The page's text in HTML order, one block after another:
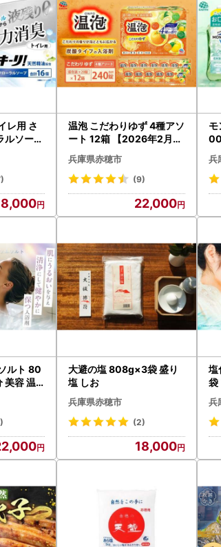
レ用 さ
ルソープ
アース
大容量
温泡 こだわりゆず 4種アソ
ート 12箱 【2026年2月下
旬より順次発送予定】 ア
ース製薬 入浴剤 風呂 大容
量
兵庫県赤穂市
(9)
22,000
モ
ア
ケ
災
兵
ルト 80
美容 温
ム 国内
大避の塩 808g×3袋 盛り
塩 しお
兵庫県赤穂市
(2)
18,000
塩
袋
兵